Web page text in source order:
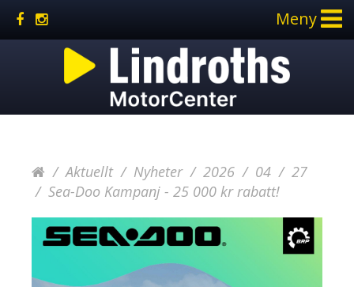
Meny
Aktuellt Nyheter 2026 04
27
Sea-Doo Kampanj - 25 000 kr rabatt!